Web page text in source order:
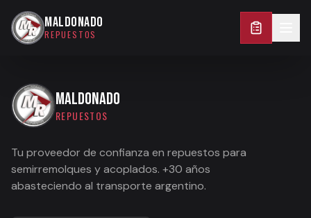
0261 15-454-4128
MALDONADO
REPUESTOS
MALDONADO
REPUESTOS
Tu proveedor de confianza en repuestos para
semirremolques y acoplados. +30 años
abasteciendo al transporte argentino.